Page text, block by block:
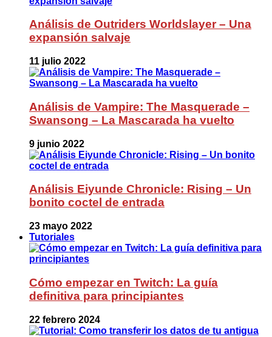
Análisis de Outriders Worldslayer – Una
expansión salvaje
11 julio 2022
Análisis de Vampire: The Masquerade –
Swansong – La Mascarada ha vuelto
9 junio 2022
Análisis Eiyunde Chronicle: Rising – Un
bonito coctel de entrada
23 mayo 2022
Tutoriales
Cómo empezar en Twitch: La guía
definitiva para principiantes
22 febrero 2024